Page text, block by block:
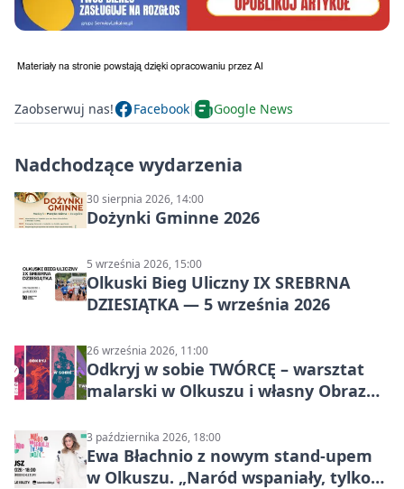
Zaobserwuj nas! Facebook Google News
Nadchodzące wydarzenia
30 sierpnia 2026, 14:00
Dożynki Gminne 2026
5 września 2026, 15:00
Olkuski Bieg Uliczny IX SREBRNA
DZIESIĄTKA — 5 września 2026
26 września 2026, 11:00
Odkryj w sobie TWÓRCĘ – warsztat
malarski w Olkuszu i własny Obraz
3 października 2026, 18:00
Ewa Błachnio z nowym stand-upem
w Olkuszu. „Naród wspaniały, tylko